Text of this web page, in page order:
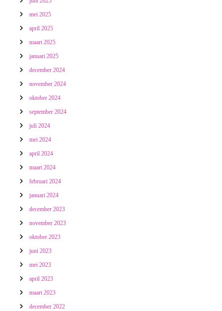
mei 2025
april 2025
maart 2025
januari 2025
december 2024
november 2024
oktober 2024
september 2024
juli 2024
mei 2024
april 2024
maart 2024
februari 2024
januari 2024
december 2023
november 2023
oktober 2023
juni 2023
mei 2023
april 2023
maart 2023
december 2022